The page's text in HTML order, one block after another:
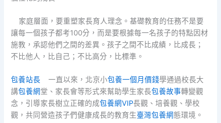
家庭層面，要重塑家長育人理念。基礎教育的任務不是要
讓每一個孩子都考100分，而是要根據每一名孩子的特點因材
施教，承認他們之間的差異。孩子之間不比成績，比成長；
不比他人，比自己；不比高分，比標準。
包養站長 一直以來，北京小包養一個月價錢學通過校長大
講包養網堂、家長會等形式來幫助學生家長包養故事轉變觀
念，引導家長樹立正確的成包養網VIP長觀、培養觀、學校
觀，共同營造孩子們健康成長的教育生臺灣包養網態環境。